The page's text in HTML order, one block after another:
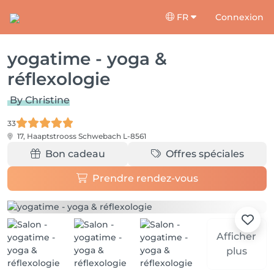
FR Connexion
yogatime - yoga &
réflexologie
By Christine
33
17, Haaptstrooss Schwebach L-8561
Bon cadeau Offres spéciales
Prendre rendez-vous
Afficher
plus